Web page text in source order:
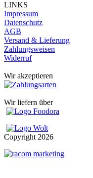
LINKS
Impressum
Datenschutz
AGB
Versand & Lieferung
Zahlungsweisen
Widerruf
Wir akzeptieren
Wir liefern über
Copyright 2026